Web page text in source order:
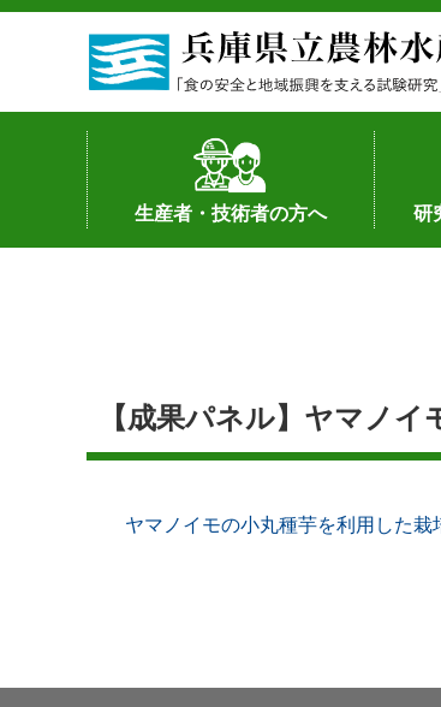
生産者・技術者の方へ
土地利用型作物
野菜
果樹・花き
加工・流通
経営･現地情報
環境病害虫
畜産
森林林業
水産
基幹種雄牛の紹介
研
研
シ
産
知的
知的
研
研究
公
【成果パネル】ヤマノ
ヤマノイモの小丸種芋を利用した栽